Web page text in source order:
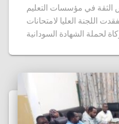
الثقة في مؤسسات التعليم
اللجنة العليا لامتحانات
لحملة الشهادة السودانية